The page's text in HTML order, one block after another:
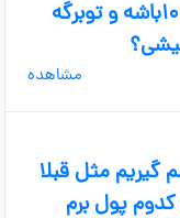
قبولی یازدهم چیه نمره سالانت بالا ۱۰باشه و توبرگه
مشاهده
مثل قبلا
پول برم